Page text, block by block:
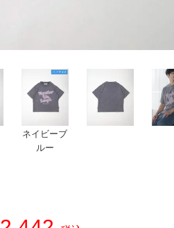
ネイビーブ
ルー